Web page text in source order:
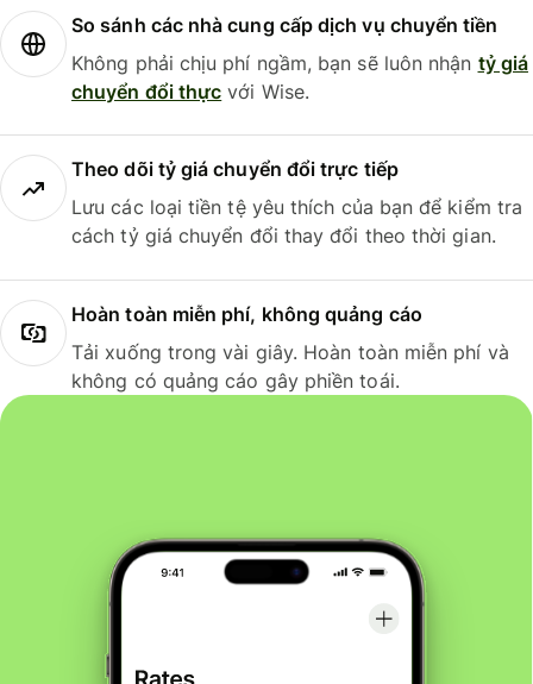
So sánh các nhà cung cấp dịch vụ chuyển tiền
Không phải chịu phí ngầm, bạn sẽ luôn nhận tỷ giá
chuyển đổi thực với Wise.
Theo dõi tỷ giá chuyển đổi trực tiếp
Lưu các loại tiền tệ yêu thích của bạn để kiểm tra
cách tỷ giá chuyển đổi thay đổi theo thời gian.
Hoàn toàn miễn phí, không quảng cáo
Tải xuống trong vài giây. Hoàn toàn miễn phí và
không có quảng cáo gây phiền toái.